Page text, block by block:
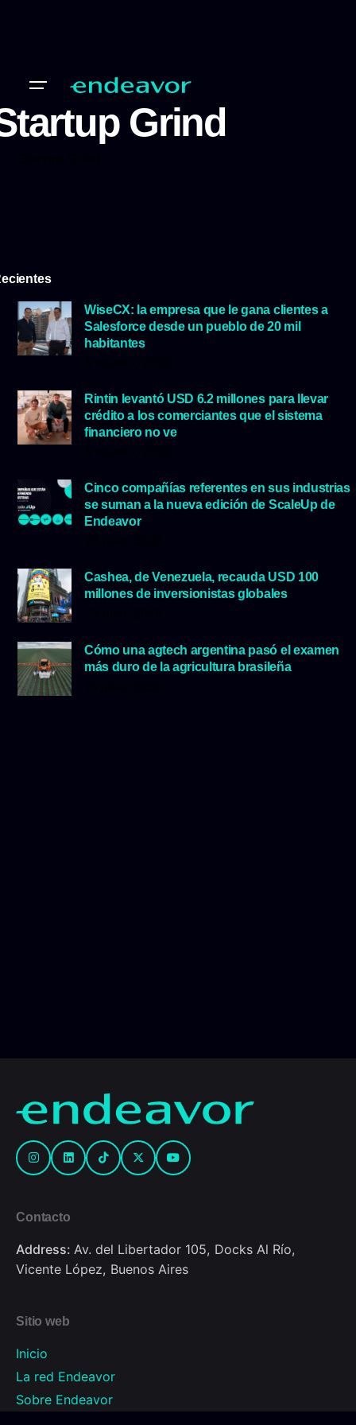
Grind
WiseCX: la empresa que le gana clientes a
Salesforce desde un pueblo de 20 mil
habitantes
Rintin levantó USD 6.2 millones para llevar
crédito a los comerciantes que el sistema
financiero no ve
Cinco compañías referentes en sus industrias
se suman a la nueva edición de ScaleUp de
Endeavor
Cashea, de Venezuela, recauda USD 100
millones de inversionistas globales
Cómo una agtech argentina pasó el examen
más duro de la agricultura brasileña
Contacto
Address: Av. del Libertador 105, Docks Al Río,
Vicente López, Buenos Aires
Sitio web
Inicio
La red Endeavor
Sobre Endeavor